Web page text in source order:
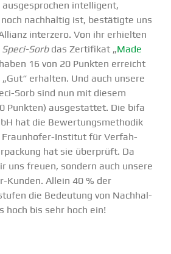
intel­ligent,
nachhaltig ist, bestä­tigte uns
interzero. Von ihr erhielten
Speci-Sorbdas Zertifikat „Made
16 von 20 Punkten erreicht
erhalten. Und auch unsere
Sorb sind nun mit diesem
Punkten) ausge­stattet. Die bifa
hat die Bewer­tungs­me­thodik
Fraun­hofer-Institut für Verfah­
hat sie überprüft. Da
uns freuen, sondern auch unsere
Kunden. Allein 40 % der
die Bedeutung von Nachhal­
hoch bis sehr hoch ein!